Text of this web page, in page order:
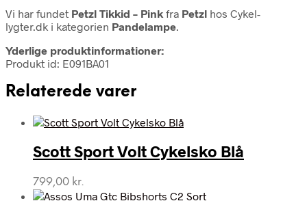
Vi har fundet Petzl Tikkid – Pink fra Petzl hos Cykel-
lygter.dk i kategorien Pandelampe.
Yderlige produktinformationer:
Produkt id: E091BA01
Relaterede varer
Scott Sport Volt Cykelsko Blå
799,00 kr.